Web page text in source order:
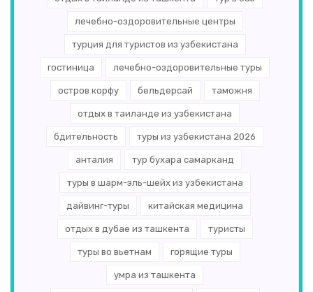
лечебно-оздоровительные центры
турция для туристов из узбекистана
гостиница лечебно-оздоровительные туры
остров корфу бельдерсай таможня
отдых в таиланде из узбекистана
бдительность туры из узбекистана 2026
анталия тур бухара самарканд
туры в шарм-эль-шейх из узбекистана
дайвинг-туры китайская медицина
отдых в дубае из ташкента туристы
туры во вьетнам горящие туры
умра из ташкента